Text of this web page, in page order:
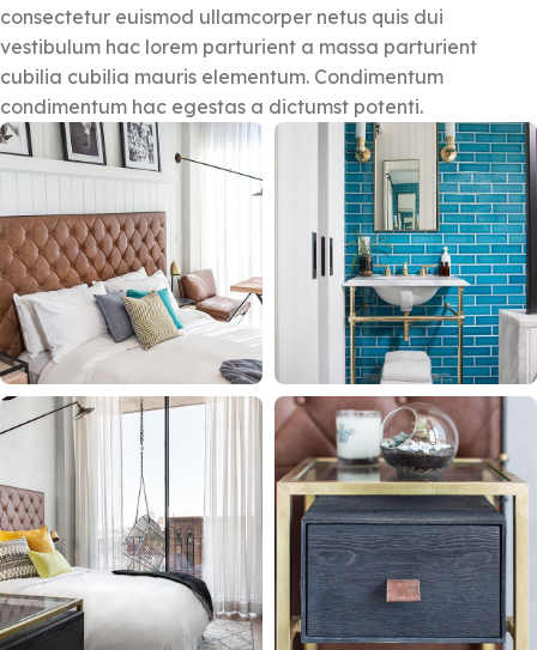
consectetur euismod ullamcorper netus quis dui
vestibulum hac lorem parturient a massa parturient
cubilia cubilia mauris elementum. Condimentum
condimentum hac egestas a dictumst potenti.